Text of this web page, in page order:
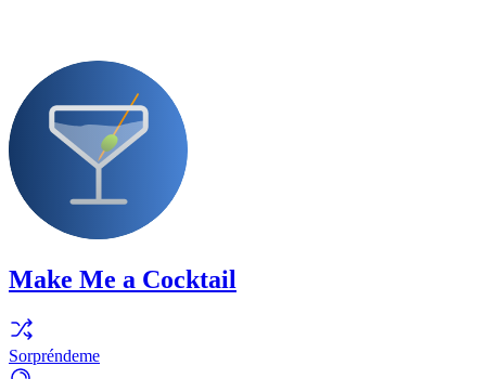
Make Me a Cocktail
Sorpréndeme